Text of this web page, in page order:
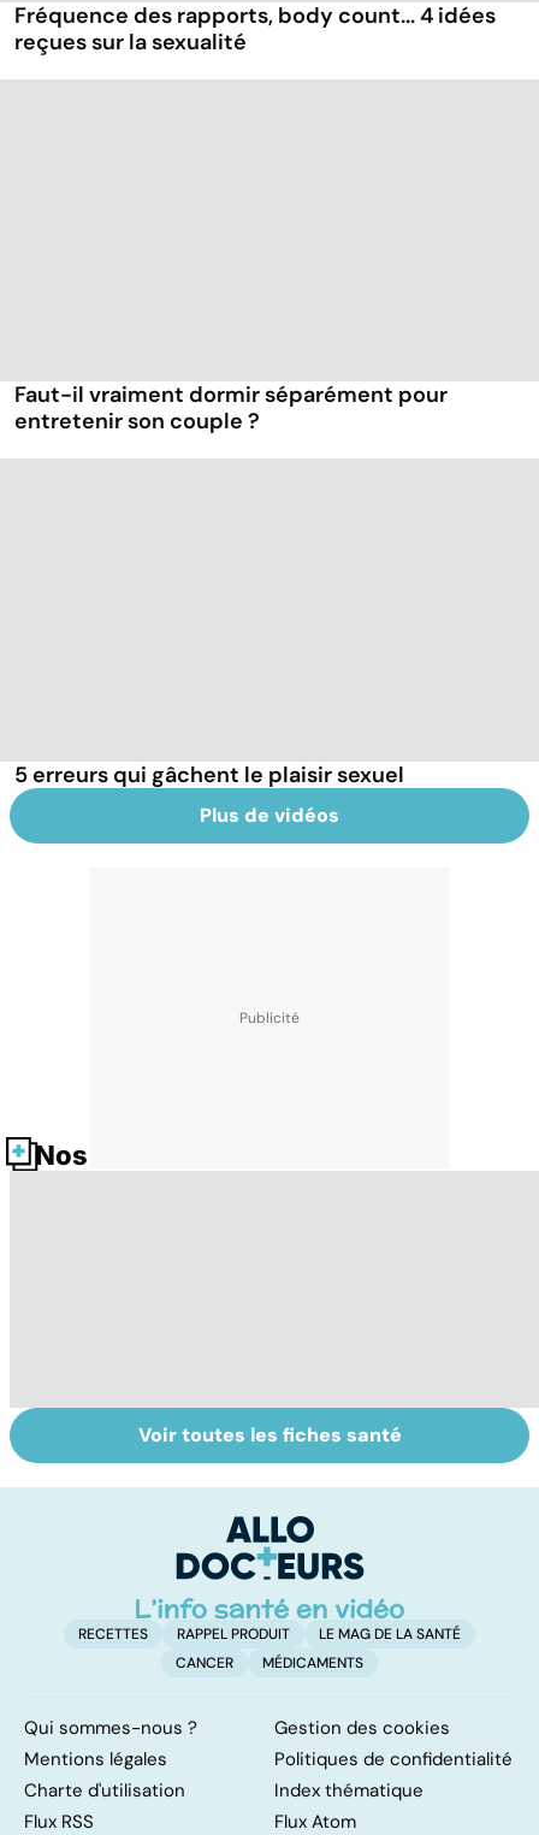
Fréquence des rapports, body count... 4 idées
reçues sur la sexualité
Faut-il vraiment dormir séparément pour
entretenir son couple ?
5 erreurs qui gâchent le plaisir sexuel
Plus de vidéos
Nos fiches santé
Sexualité,
infertilité et
Le sperme : son
odeur, sa couleur,
Voir toutes les fiches santé
RECETTES RAPPEL PRODUIT
LE MAG DE LA SANTÉ
CANCER
MÉDICAMENTS
Qui sommes-nous ?
Gestion des cookies
Mentions légales
Politiques de confidentialité
Charte d'utilisation
Index thématique
Flux RSS
Flux Atom